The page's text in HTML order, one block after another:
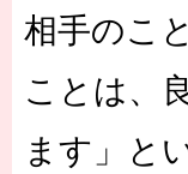
相手のこ
ことは、
ます」と